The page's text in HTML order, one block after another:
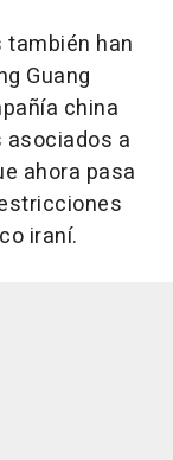
han
Guang
china
asociados a
ahora pasa
iraní.